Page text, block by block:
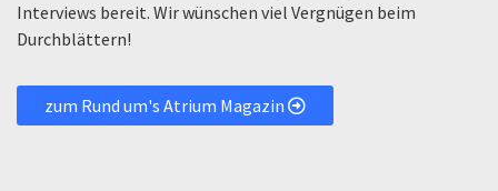
Interviews bereit. Wir wünschen viel Vergnügen beim
Durchblättern!
zum Rund um's Atrium Magazin